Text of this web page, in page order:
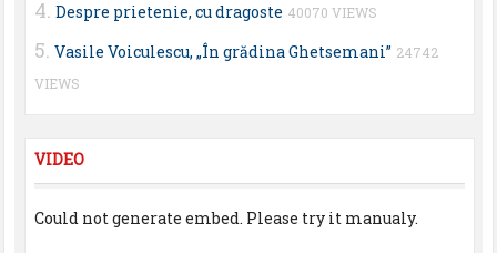
Despre prietenie, cu dragoste 40070 VIEWS
Vasile Voiculescu, „În grădina Ghetsemani” 24742
VIEWS
VIDEO
Could not generate embed. Please try it manualy.